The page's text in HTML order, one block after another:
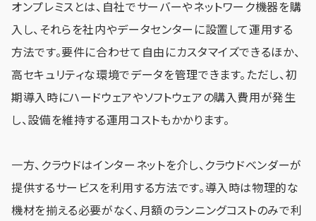
オンプレミスとは、自社でサーバーやネットワーク機器を購
入し、それらを社内やデータセンターに設置して運用する
方法です。要件に合わせて自由にカスタマイズできるほか、
高セキュリティな環境でデータを管理できます。ただし、初
期導入時にハードウェアやソフトウェアの購入費用が発生
し、設備を維持する運用コストもかかります。
一方、クラウドはインターネットを介し、クラウドベンダーが
提供するサービスを利用する方法です。導入時は物理的な
機材を揃える必要がなく、月額のランニングコストのみで利